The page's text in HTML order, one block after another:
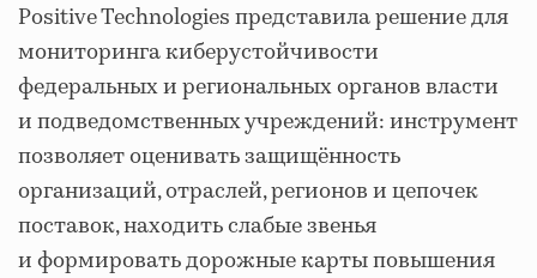
Positive Technologies представила решение для
мониторинга киберустойчивости
федеральных и региональных органов власти
и подведомственных учреждений: инструмент
позволяет оценивать защищённость
организаций, отраслей, регионов и цепочек
поставок, находить слабые звенья
и формировать дорожные карты повышения